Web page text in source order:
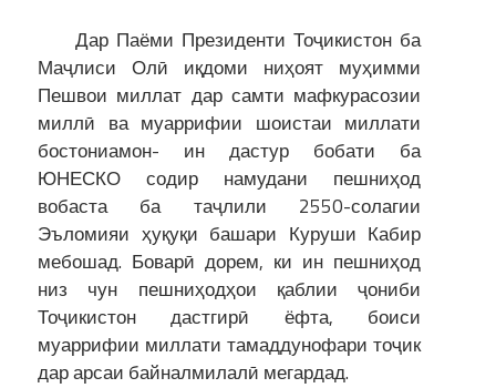
Дар Паёми Президенти Тоҷикистон ба
Маҷлиси Олӣ иқдоми ниҳоят муҳимми
Пешвои миллат дар самти мафкурасозии
миллӣ ва муаррифии шоистаи миллати
бостониамон- ин дастур бобати ба
ЮНЕСКО содир намудани пешниҳод
вобаста ба таҷлили 2550-солагии
Эъломияи ҳуқуқи башари Куруши Кабир
мебошад. Боварӣ дорем, ки ин пешниҳод
низ чун пешниҳодҳои қаблии ҷониби
Тоҷикистон дастгирӣ ёфта, боиси
муаррифии миллати тамаддунофари тоҷик
дар арсаи байналмилалӣ мегардад.